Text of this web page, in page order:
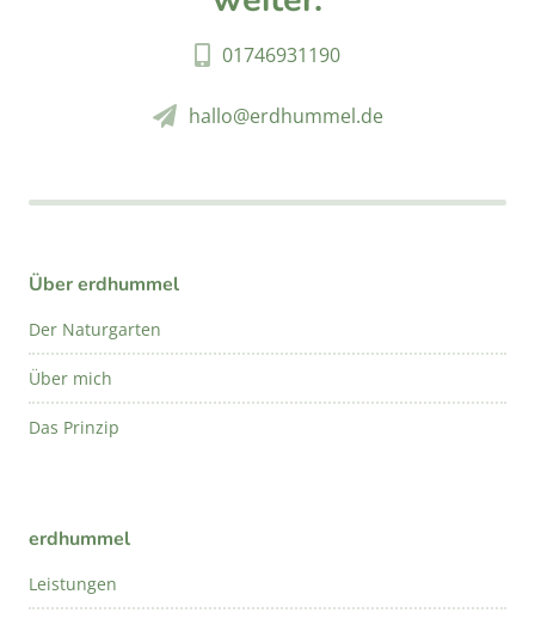
01746931190
hallo@erdhummel.de
Über erdhummel
Der Naturgarten
Über mich
Das Prinzip
erdhummel
Leistungen